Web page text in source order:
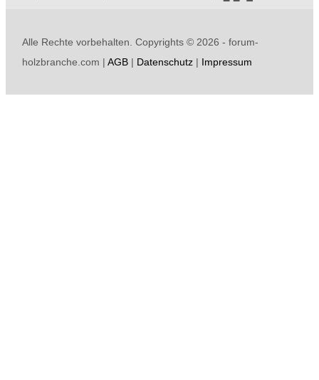
Alle Rechte vorbehalten. Copyrights ©2026 - forum-
holzbranche.com |AGB | Datenschutz | Impressum